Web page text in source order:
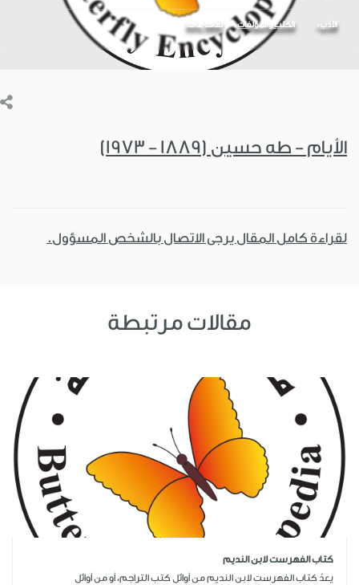
الأدب الكتب والمؤلفات ثقافة عامة
الأيام - طه حسين (1889 - 1973)
لقراءة كامل المقال يرجى الاتصال بالشخص المسؤول.
مقالات مرتبطة
كتاب الفهرست لابن النديم
يعدّ كتاب الفهرست لابن النديم من أوائل كتب التراجم، أو من أوائل